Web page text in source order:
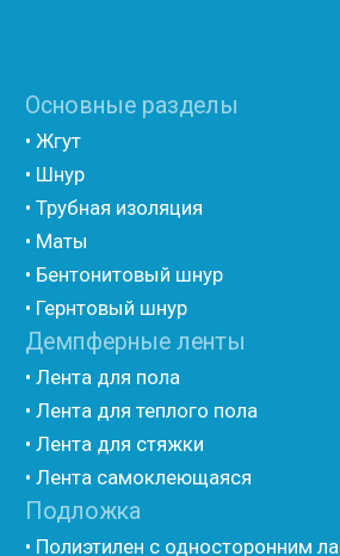
• Вспененный полиэтилен для упаковки НПЭ
• Вспененный полиэтилен рулонный НПЭ
• Подложка под ламинат НПЭ
Мастика и герметик
• Герметик для швов
• Герметик «тёплый шов»
• Korall
• Ecoroom
• Oppa
Другие товары
• Герлен
• Гермит
• Техническая изоляция Хотпайп
• Ру-флекс
• Энергофлекс
• K-flex
• Вспененный каучук